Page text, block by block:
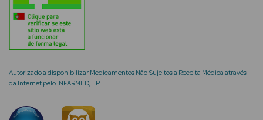
Coffrets
Mulher
Autorizado a disponibilizar Medicamentos Não Sujeitos a Receita Médica através
da Internet pelo INFARMED, I.P.